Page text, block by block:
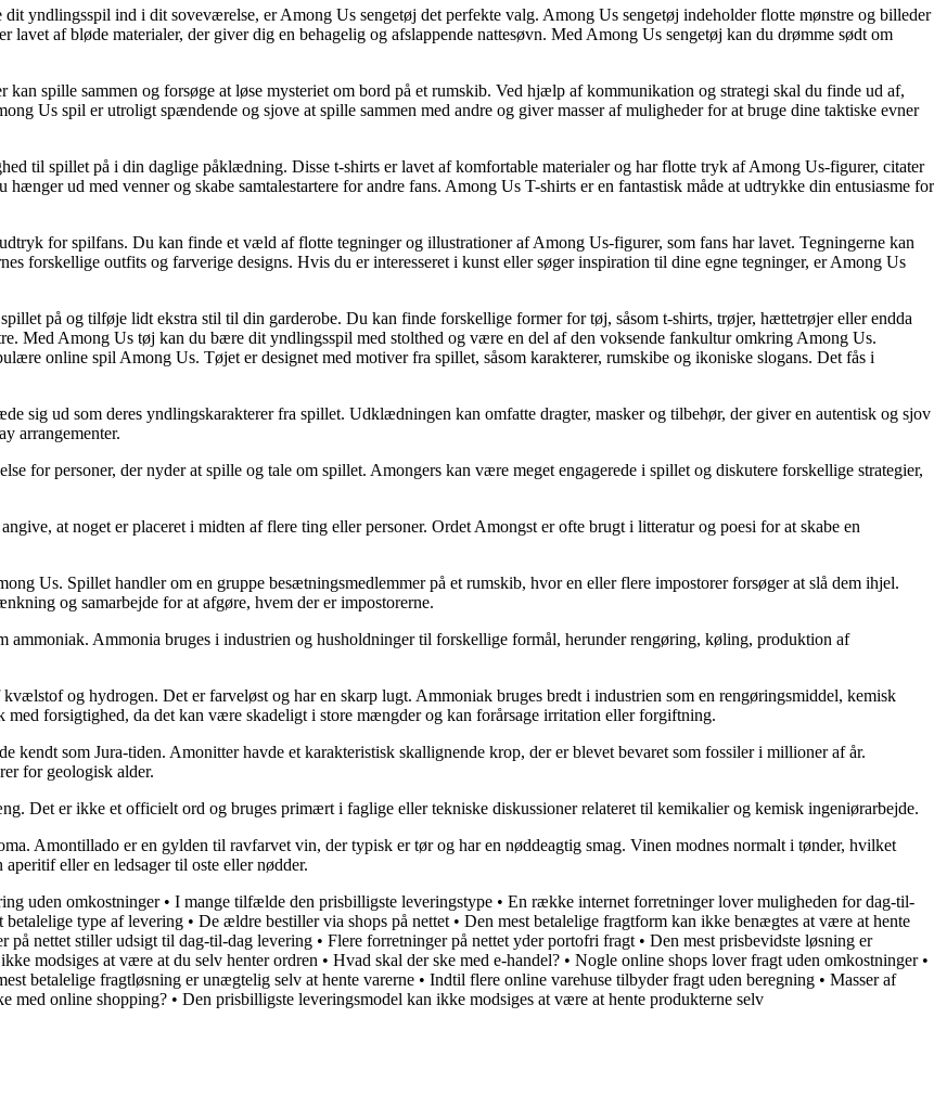
yndlingsspil ind i dit soveværelse, er Among Us sengetøj det perfekte valg. Among Us sengetøj indeholder flotte mønstre og billeder
af bløde materialer, der giver dig en behagelig og afslappende nattesøvn. Med Among Us sengetøj kan du drømme sødt om
spille sammen og forsøge at løse mysteriet om bord på et rumskib. Ved hjælp af kommunikation og strategi skal du finde ud af,
Us spil er utroligt spændende og sjove at spille sammen med andre og giver masser af muligheder for at bruge dine taktiske evner
til spillet på i din daglige påklædning. Disse t-shirts er lavet af komfortable materialer og har flotte tryk af Among Us-figurer, citater
ud med venner og skabe samtalestartere for andre fans. Among Us T-shirts er en fantastisk måde at udtrykke din entusiasme for
for spilfans. Du kan finde et væld af flotte tegninger og illustrationer af Among Us-figurer, som fans har lavet. Tegningerne kan
forskellige outfits og farverige designs. Hvis du er interesseret i kunst eller søger inspiration til dine egne tegninger, er Among Us
på og tilføje lidt ekstra stil til din garderobe. Du kan finde forskellige former for tøj, såsom t-shirts, trøjer, hættetrøjer eller endda
Med Among Us tøj kan du bære dit yndlingsspil med stolthed og være en del af den voksende fankultur omkring Among Us.
online spil Among Us. Tøjet er designet med motiver fra spillet, såsom karakterer, rumskibe og ikoniske slogans. Det fås i
sig ud som deres yndlingskarakterer fra spillet. Udklædningen kan omfatte dragter, masker og tilbehør, der giver en autentisk og sjov
arrangementer.
for personer, der nyder at spille og tale om spillet. Amongers kan være meget engagerede i spillet og diskutere forskellige strategier,
at noget er placeret i midten af flere ting eller personer. Ordet Amongst er ofte brugt i litteratur og poesi for at skabe en
Us. Spillet handler om en gruppe besætningsmedlemmer på et rumskib, hvor en eller flere impostorer forsøger at slå dem ihjel.
og samarbejde for at afgøre, hvem der er impostorerne.
ammoniak. Ammonia bruges i industrien og husholdninger til forskellige formål, herunder rengøring, køling, produktion af
og hydrogen. Det er farveløst og har en skarp lugt. Ammoniak bruges bredt i industrien som en rengøringsmiddel, kemisk
forsigtighed, da det kan være skadeligt i store mængder og kan forårsage irritation eller forgiftning.
kendt som Jura-tiden. Amonitter havde et karakteristisk skallignende krop, der er blevet bevaret som fossiler i millioner af år.
for geologisk alder.
Det er ikke et officielt ord og bruges primært i faglige eller tekniske diskussioner relateret til kemikalier og kemisk ingeniørarbejde.
Amontillado er en gylden til ravfarvet vin, der typisk er tør og har en nøddeagtig smag. Vinen modnes normalt i tønder, hvilket
eller en ledsager til oste eller nødder.
uden omkostninger• I mange tilfælde den prisbilligste leveringstype • En række internet forretninger lover muligheden for dag-til-
betalelige type af levering • De ældre bestiller via shops på nettet • Den mest betalelige fragtform kan ikke benægtes at være at hente
på nettet stiller udsigt til dag-til-dag levering • Flere forretninger på nettet yder portofri fragt • Den mest prisbevidste løsning er
modsiges at være at du selv henter ordren • Hvad skal der ske med e-handel? • Nogle online shops lover fragt uden omkostninger•
betalelige fragtløsning er unægtelig selv at hente varerne • Indtil flere online varehuse tilbyder fragt uden beregning • Masser af
med online shopping? • Den prisbilligste leveringsmodel kan ikke modsiges at være at hente produkterne selv